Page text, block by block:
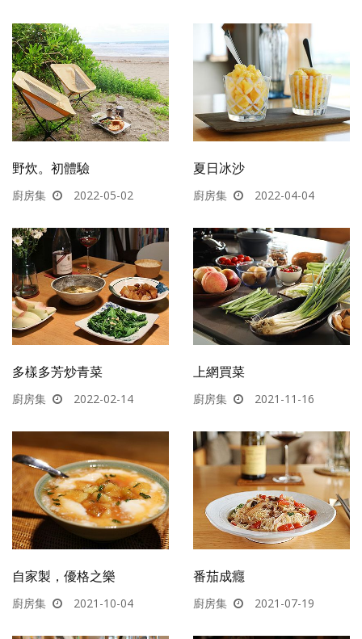
野炊。初體驗
廚房集 2022-05-02
夏日冰沙
廚房集 2022-04-04
多樣多芳炒青菜
廚房集 2022-02-14
上網買菜
廚房集 2021-11-16
自家製，優格之樂
廚房集 2021-10-04
番茄成癮
廚房集 2021-07-19